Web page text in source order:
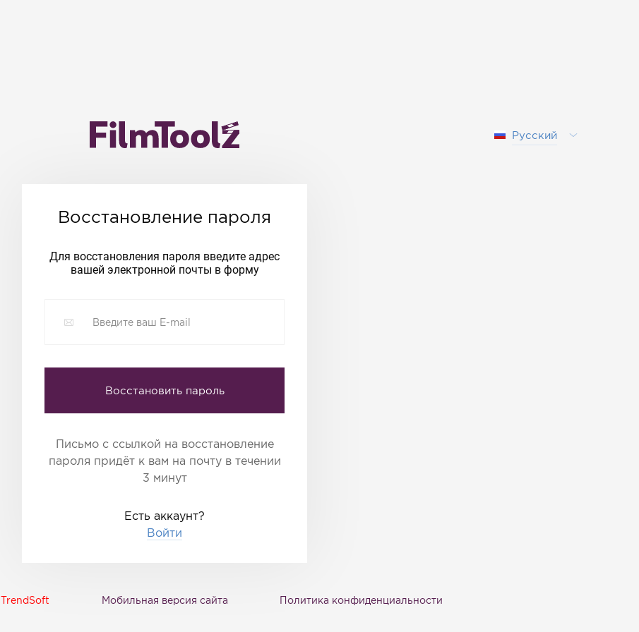
Русский
Восстановление пароля
Для восстановления пароля введите адрес
вашей электронной почты в форму
Восстановить пароль
Письмо с ссылкой на восстановление
пароля придёт к вам на почту в течении
3 минут
Есть аккаунт?
Войти
TrendSoft Мобильная версия сайта Политика конфиденциальности